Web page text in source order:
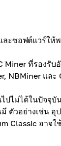
ละซอฟต์แวร์ใ
Miner ที่รองรั
NBMiner แล
ปไม่ได้ในปัจจุบั
ตัวอย่างเช่น
Classic อาจ